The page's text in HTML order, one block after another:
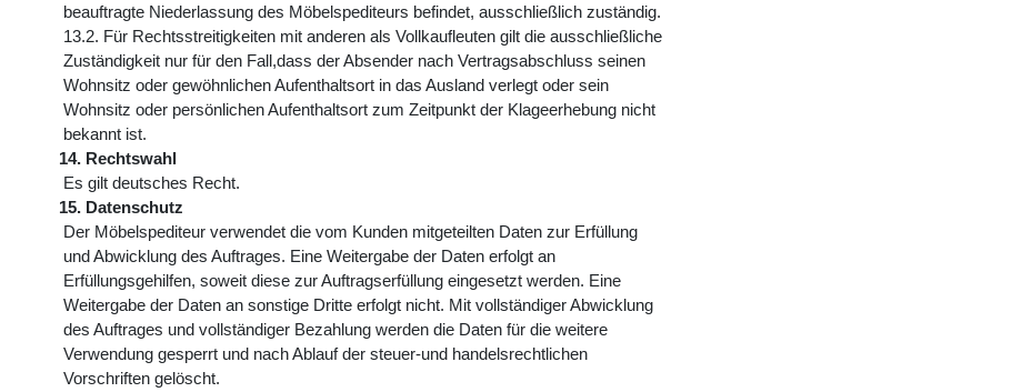
beauftragte Niederlassung des Möbelspediteurs befindet, ausschließlich zuständig.
13.2. Für Rechtsstreitigkeiten mit anderen als Vollkaufleuten gilt die ausschließliche
Zuständigkeit nur für den Fall,dass der Absender nach Vertragsabschluss seinen
Wohnsitz oder gewöhnlichen Aufenthaltsort in das Ausland verlegt oder sein
Wohnsitz oder persönlichen Aufenthaltsort zum Zeitpunkt der Klageerhebung nicht
bekannt ist.
14. Rechtswahl
Es gilt deutsches Recht.
15. Datenschutz
Der Möbelspediteur verwendet die vom Kunden mitgeteilten Daten zur Erfüllung
und Abwicklung des Auftrages. Eine Weitergabe der Daten erfolgt an
Erfüllungsgehilfen, soweit diese zur Auftragserfüllung eingesetzt werden. Eine
Weitergabe der Daten an sonstige Dritte erfolgt nicht. Mit vollständiger Abwicklung
des Auftrages und vollständiger Bezahlung werden die Daten für die weitere
Verwendung gesperrt und nach Ablauf der steuer-und handelsrechtlichen
Vorschriften gelöscht.